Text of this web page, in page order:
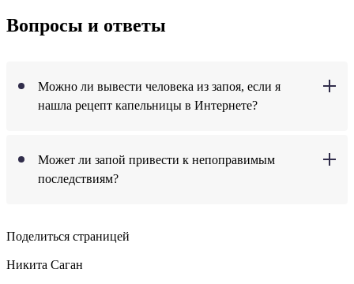
Вопросы и ответы
Можно ли вывести человека из запоя, если я
нашла рецепт капельницы в Интернете?
Может ли запой привести к непоправимым
последствиям?
Поделиться страницей
Никита Саган